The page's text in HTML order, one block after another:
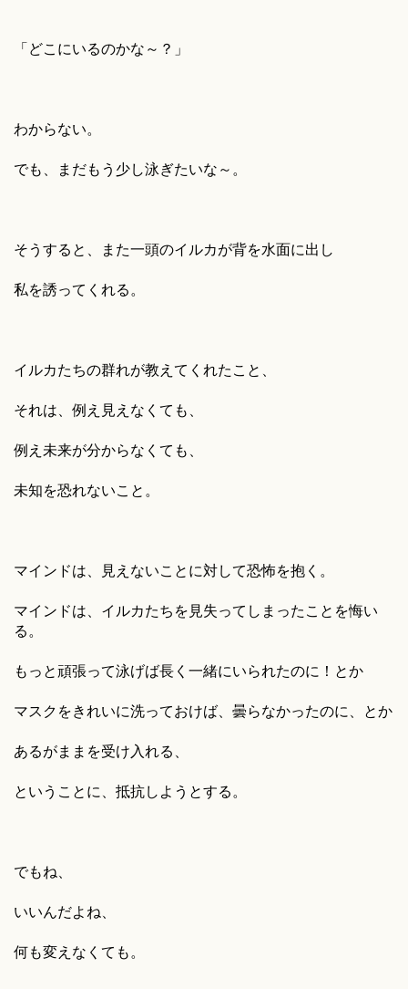
「どこにいるのかな～？」
わからない。
でも、まだもう少し泳ぎたいな～。
そうすると、また一頭のイルカが背を水面に出し
私を誘ってくれる。
イルカたちの群れが教えてくれたこと、
それは、例え見えなくても、
例え未来が分からなくても、
未知を恐れないこと。
マインドは、見えないことに対して恐怖を抱く。
マインドは、イルカたちを見失ってしまったことを悔い
る。
もっと頑張って泳げば長く一緒にいられたのに！とか
マスクをきれいに洗っておけば、曇らなかったのに、とか
あるがままを受け入れる、
ということに、抵抗しようとする。
でもね、
いいんだよね、
何も変えなくても。